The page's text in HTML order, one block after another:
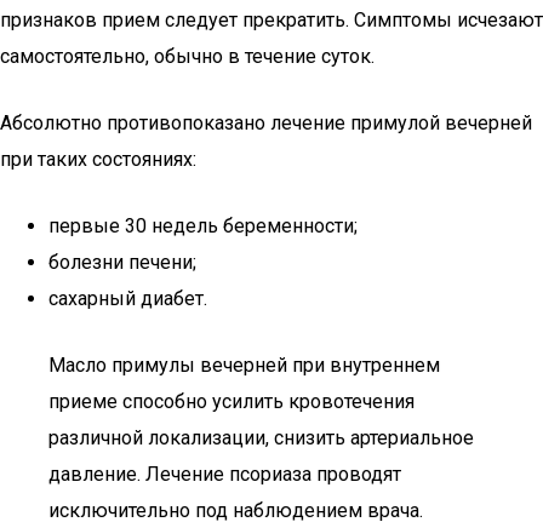
признаков прием следует прекратить. Симптомы исчезают
самостоятельно, обычно в течение суток.
Абсолютно противопоказано лечение примулой вечерней
при таких состояниях:
первые 30 недель беременности;
болезни печени;
сахарный диабет.
Масло примулы вечерней при внутреннем
приеме способно усилить кровотечения
различной локализации, снизить артериальное
давление. Лечение псориаза проводят
исключительно под наблюдением врача.